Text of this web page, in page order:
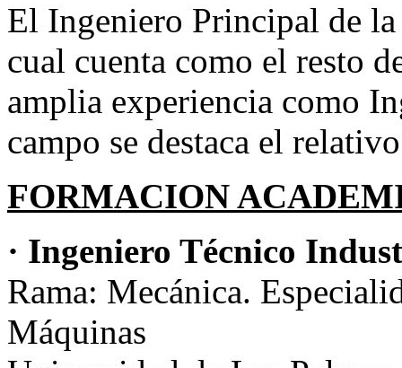
El Ingeniero Principal de
cual cuenta como el resto
amplia experiencia como
campo se destaca el
FORMACION
· Ingeniero Técnico
Rama: Mecánica.
Máquinas